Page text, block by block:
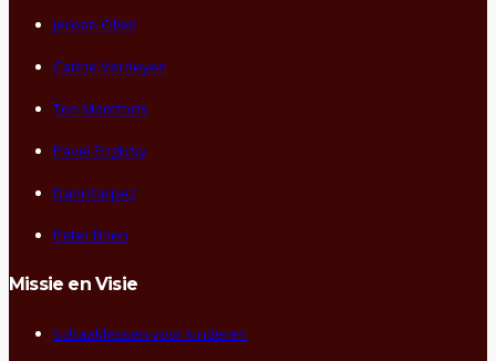
Jeroen Cillen
Carine Verdeyen
Ton Montforts
Pavel Englicky
Dani Karpez
Peter Brien
Missie en Visie
Schaaklessen voor kinderen